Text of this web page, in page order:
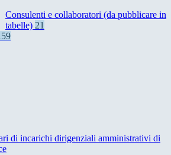
Consulenti e collaboratori (da pubblicare in
tabelle) 21
di incarichi dirigenziali amministrativi di